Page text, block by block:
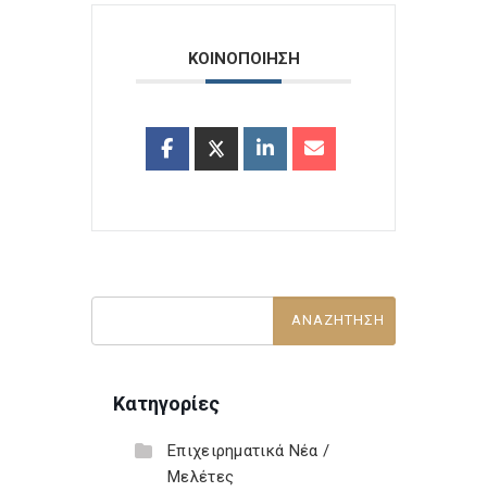
ΚΟΙΝΟΠΟΙΗΣΗ
Κατηγορίες
Επιχειρηματικά Νέα /
Μελέτες